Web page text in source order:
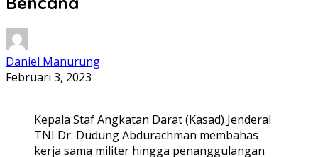
Daniel Manurung
Februari 3, 2023
Kepala Staf Angkatan Darat (Kasad) Jenderal
TNI Dr. Dudung Abdurachman membahas
kerja sama militer hingga penanggulangan